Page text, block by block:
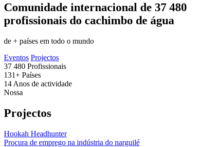
Comunidade internacional de 37 480
profissionais do cachimbo de água
de + países em todo o mundo
Eventos Projectos
37 480 Profissionais
131+ Países
14 Anos de actividade
Nossa
Projectos
Hookah Headhunter
Procura de emprego na indústria do narguilé